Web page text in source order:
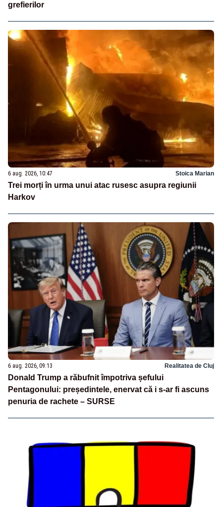
grefierilor
6 aug. 2026, 10:47 Stoica Marian
Trei morți în urma unui atac rusesc asupra regiunii
Harkov
6 aug. 2026, 09:13 Realitatea de Cluj
Donald Trump a răbufnit împotriva șefului
Pentagonului: președintele, enervat că i s-ar fi ascuns
penuria de rachete – SURSE